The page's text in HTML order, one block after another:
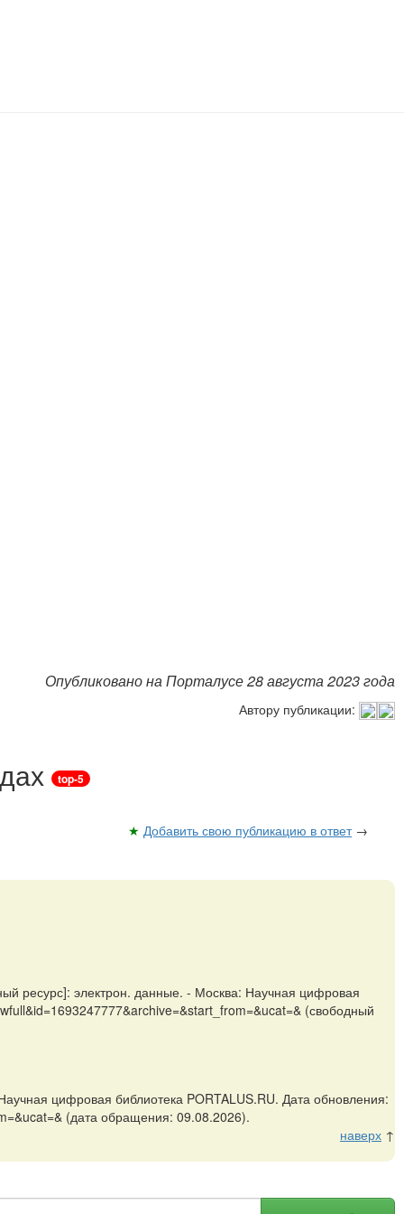
Опубликовано на Порталусе 28 августа 2023 года
Автору публикации:
top-5
★ Добавить свою публикацию в ответ→
электрон. данные. - Москва: Научная цифровая
(свободный
цифровая библиотека PORTALUS.RU. Дата обновления:
(дата обращения: 09.08.2026).
наверх ↑